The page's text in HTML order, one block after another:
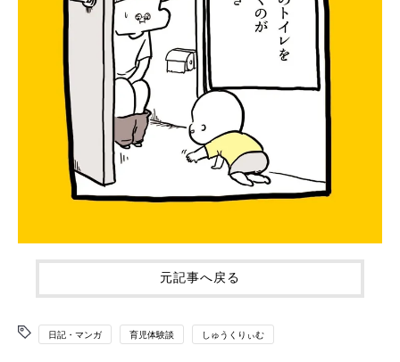
元記事へ戻る
日記・マンガ 育児体験談 しゅうくりぃむ